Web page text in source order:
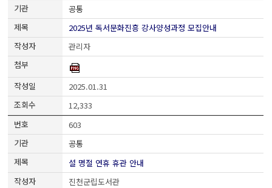
공통
2025년 독서문화진흥 강사양성과정 모집안내
관리자
2025.01.31
12,333
603
공통
설 명절 연휴 휴관 안내
진천군립도서관